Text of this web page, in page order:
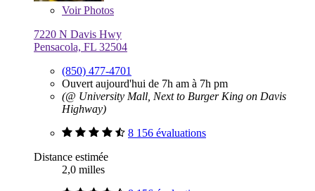
VoirPhotos
7220 N Davis Hwy
Pensacola, FL 32504
(850) 477-4701
Ouvert aujourd'hui de 7h am à 7h pm
(@ University Mall, Next to Burger King on Davis
Highway)
8 156 évaluations
Distance estimée
2,0 milles